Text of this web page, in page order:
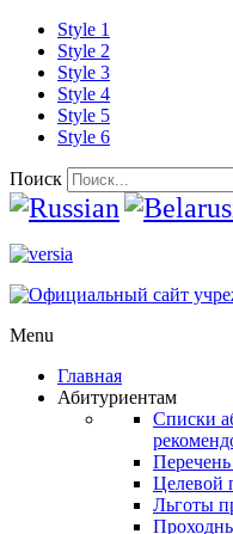
Style 1
Style 2
Style 3
Style 4
Style 5
Style 6
Поиск
Menu
Главная
Абитуриентам
Списки
Целевой
Льготы